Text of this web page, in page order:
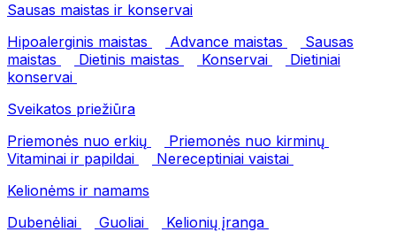
Sausas maistas ir konservai
Hipoalerginis maistas
Advance maistas
Sausas
maistas
Dietinis maistas Konservai
Dietiniai
konservai
Sveikatos priežiūra
Priemonės nuo erkių
Priemonės nuo kirminų
Vitaminai ir papildai
Nereceptiniai vaistai
Kelionėms ir namams
Dubenėliai
Guoliai
Kelionių įranga